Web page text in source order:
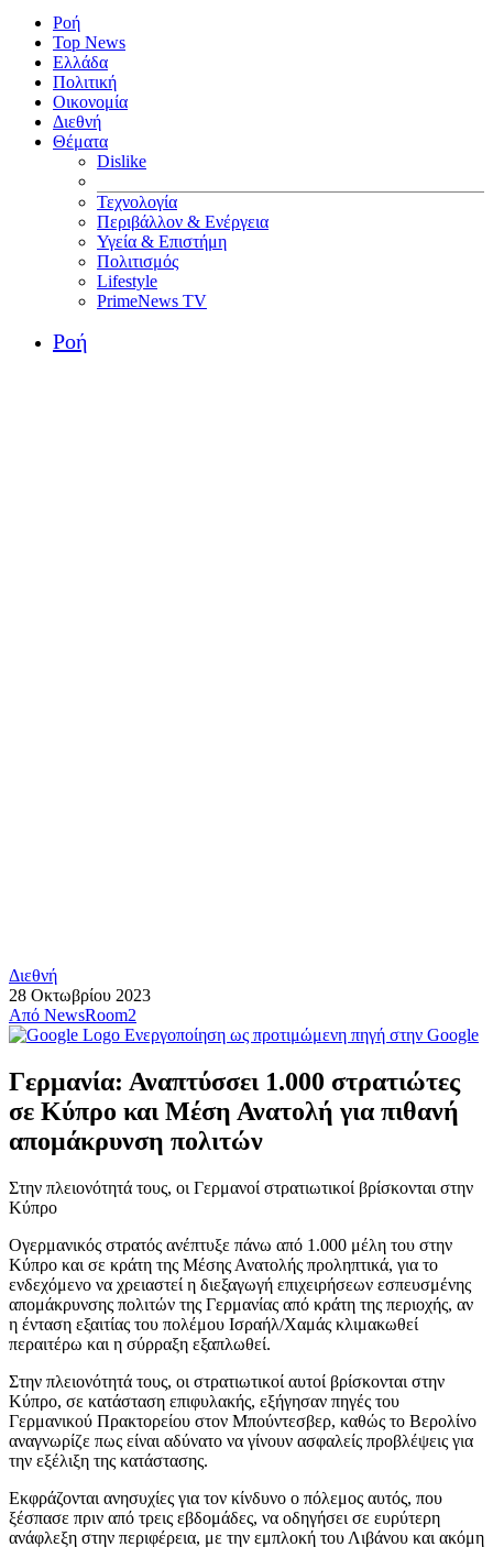
Ροή
Top News
Ελλάδα
Πολιτική
Οικονομία
Διεθνή
Θέματα
Dislike
Τεχνολογία
Περιβάλλον & Ενέργεια
Υγεία & Επιστήμη
Πολιτισμός
Lifestyle
PrimeNews TV
Ροή
Διεθνή
28 Οκτωβρίου 2023
Από NewsRoom2
Ενεργοποίηση ως προτιμώμενη πηγή στην Google
Γερμανία: Αναπτύσσει 1.000 στρατιώτες
σε Κύπρο και Μέση Ανατολή για πιθανή
απομάκρυνση πολιτών
Στην πλειονότητά τους, οι Γερμανοί στρατιωτικοί βρίσκονται στην
Κύπρο
Ογερμανικός στρατός ανέπτυξε πάνω από 1.000 μέλη του στην
Κύπρο και σε κράτη της Μέσης Ανατολής προληπτικά, για το
ενδεχόμενο να χρειαστεί η διεξαγωγή επιχειρήσεων εσπευσμένης
απομάκρυνσης πολιτών της Γερμανίας από κράτη της περιοχής, αν
η ένταση εξαιτίας του πολέμου Ισραήλ/Χαμάς κλιμακωθεί
περαιτέρω και η σύρραξη εξαπλωθεί.
Στην πλειονότητά τους, οι στρατιωτικοί αυτοί βρίσκονται στην
Κύπρο, σε κατάσταση επιφυλακής, εξήγησαν πηγές του
Γερμανικού Πρακτορείου στον Μπούντεσβερ, καθώς το Βερολίνο
αναγνωρίζε πως είναι αδύνατο να γίνουν ασφαλείς προβλέψεις για
την εξέλιξη της κατάστασης.
Εκφράζονται ανησυχίες για τον κίνδυνο ο πόλεμος αυτός, που
ξέσπασε πριν από τρεις εβδομάδες, να οδηγήσει σε ευρύτερη
ανάφλεξη στην περιφέρεια, με την εμπλοκή του Λιβάνου και ακόμη